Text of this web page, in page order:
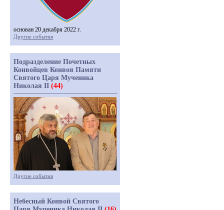
основан 20 декабря 2022 г.
Другие события
Подразделение Почетных
Конвойцев Конвоя Памяти
Святого Царя Мученика
Николая II (44)
Другие события
Небесный Конвой Святого